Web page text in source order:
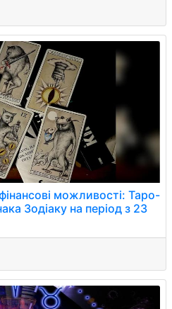
можливості: Таро-
Зодіаку на період з 23